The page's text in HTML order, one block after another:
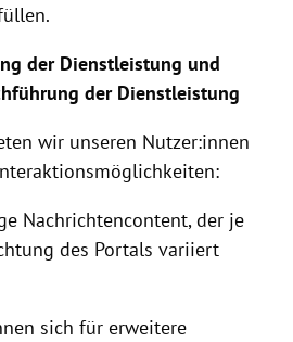
der Dienstleistung und
der Dienstleistung
wir unseren Nutzer:innen
Nachrichtencontent, der je
des Portals variiert
sich für erweitere